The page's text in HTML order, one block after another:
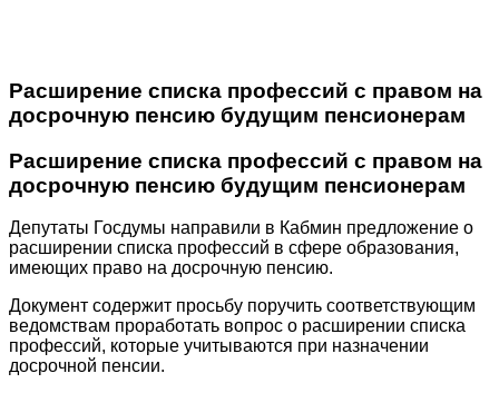
Расширение списка профессий с правом на
досрочную пенсию будущим пенсионерам
Расширение списка профессий с правом на
досрочную пенсию будущим пенсионерам
Депутаты Госдумы направили в Кабмин предложение о
расширении списка профессий в сфере образования,
имеющих право на досрочную пенсию.
Документ содержит просьбу поручить соответствующим
ведомствам проработать вопрос о расширении списка
профессий, которые учитываются при назначении
досрочной пенсии.